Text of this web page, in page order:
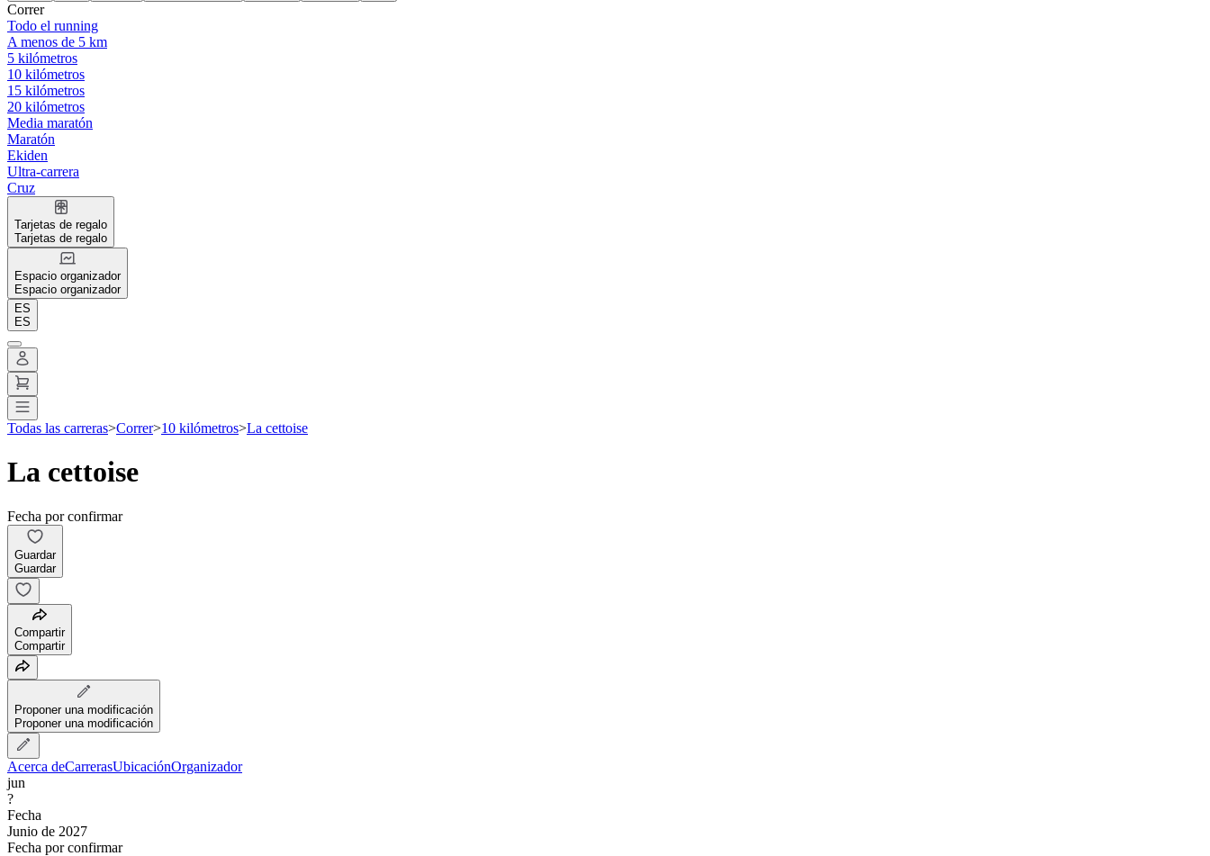
Correr
Todo el running
A menos de 5 km
5 kilómetros
10 kilómetros
15 kilómetros
20 kilómetros
Media maratón
Maratón
Ekiden
Ultra-carrera
Cruz
Tarjetas de regalo
Tarjetas de regalo
Espacio organizador
Espacio organizador
ES
ES
Todas las carreras>Correr>10 kilómetros>La cettoise
La cettoise
Fecha por confirmar
Guardar
Guardar
Compartir
Compartir
Proponer una modificación
Proponer una modificación
Acerca deCarrerasUbicaciónOrganizador
jun
?
Fecha
Junio de 2027
Fecha por confirmar